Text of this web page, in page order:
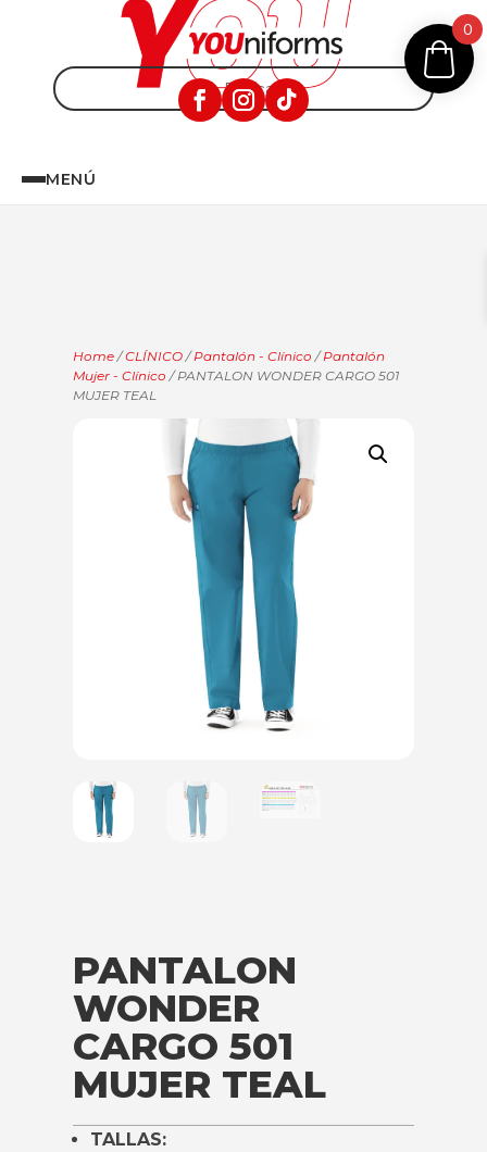
MENÚ
Home /CLÍNICO /Pantalón - Clínico /Pantalón
Mujer - Clínico / PANTALON WONDER CARGO 501
MUJER TEAL
PANTALON
WONDER
CARGO 501
MUJER TEAL
TALLAS:
0